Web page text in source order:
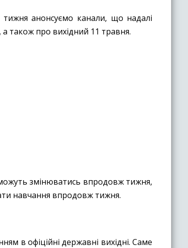
тижня анонсуємо канали, що надалі
також про вихідний 11 травня.
змінюватись впродовж тижня,
навчання впродовж тижня.
в офіційні державні вихідні. Саме